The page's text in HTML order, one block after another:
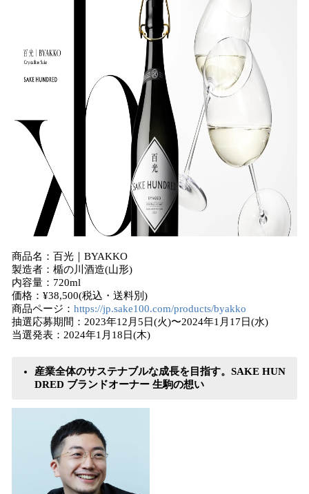
商品名：百光｜BYAKKO
製造者：楯の川酒造(山形)
内容量：720ml
価格：¥38,500(税込・送料別)
商品ページ： https://jp.sake100.com/products/byakko
抽選応募期間：2023年12月5日(火)〜2024年1月17日(水)
当選発表：2024年1月18日(木)
産業全体のサステナブルな成長を目指す。SAKE HUN
DRED ブランドオーナー 生駒の想い